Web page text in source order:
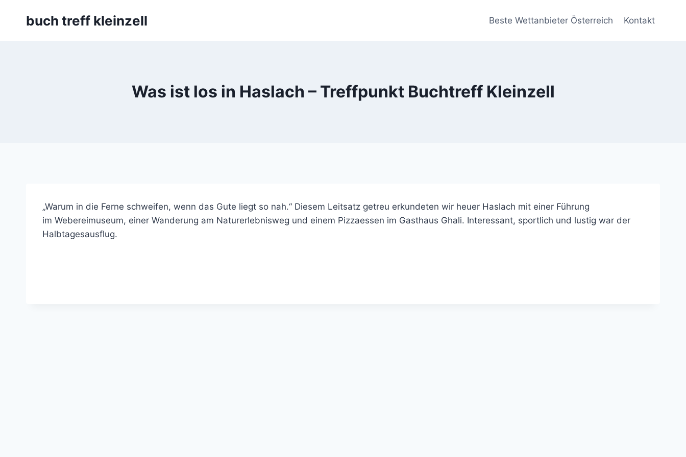
buch treff kleinzell Beste Wettanbieter Österreich Kontakt
Was ist los in Haslach – Treffpunkt Buchtreff Kleinzell
„Warum in die Ferne schweifen, wenn das Gute liegt so nah.“ Diesem Leitsatz getreu erkundeten wir heuer Haslach mit einer Führung
im Webereimuseum, einer Wanderung am Naturerlebnisweg und einem Pizzaessen im Gasthaus Ghali. Interessant, sportlich und lustig war der
Halbtagesausflug.